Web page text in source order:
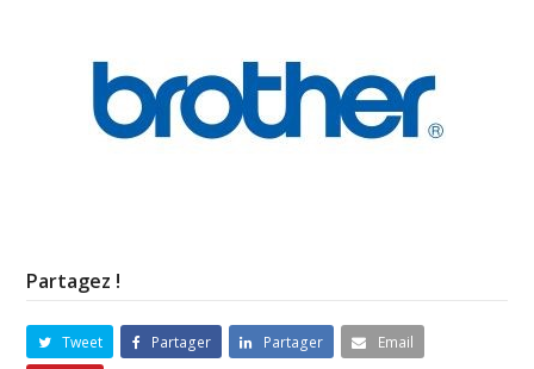
Partagez !
Tweet Partager Partager
Email